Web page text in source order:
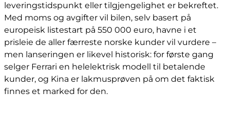
leveringstidspunkt eller tilgjengelighet er bekreftet.
Med moms og avgifter vil bilen, selv basert på
europeisk listestart på 550 000 euro, havne i et
prisleie de aller færreste norske kunder vil vurdere –
men lanseringen er likevel historisk: for første gang
selger Ferrari en helelektrisk modell til betalende
kunder, og Kina er lakmusprøven på om det faktisk
finnes et marked for den.